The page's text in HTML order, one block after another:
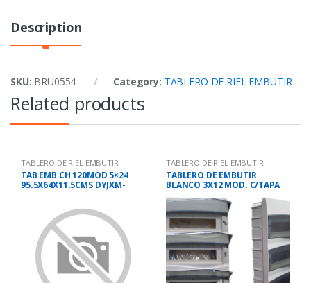
Description
SKU: BRU0554 Category: TABLERO DE RIEL EMBUTIR
Related products
TABLERO DE RIEL EMBUTIR
TAB EMB CH 120MOD 5×24
95.5X64X11.5CMS DYJXM-
TABLERO DE RIEL EMBUTIR
TABLERO DE EMBUTIR
BLANCO 3X12 MOD. C/TAPA